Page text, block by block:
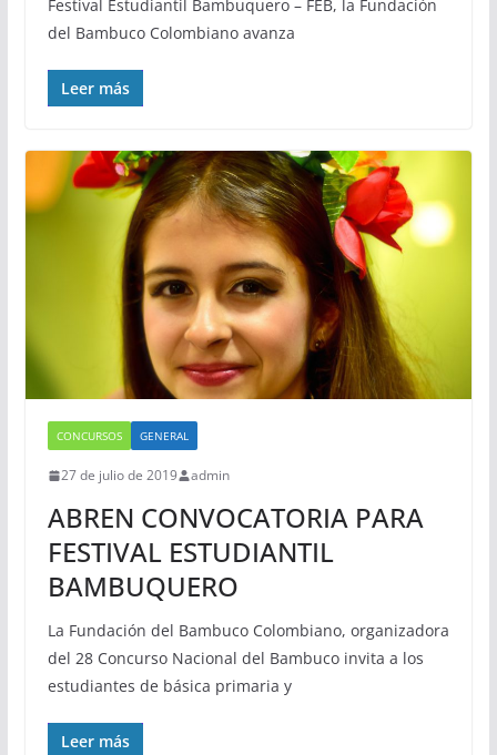
Festival Estudiantil Bambuquero – FEB, la Fundación
del Bambuco Colombiano avanza
Leer más
CONCURSOS GENERAL
27 de julio de 2019 admin
ABREN CONVOCATORIA PARA
FESTIVAL ESTUDIANTIL
BAMBUQUERO
La Fundación del Bambuco Colombiano, organizadora
del 28 Concurso Nacional del Bambuco invita a los
estudiantes de básica primaria y
Leer más